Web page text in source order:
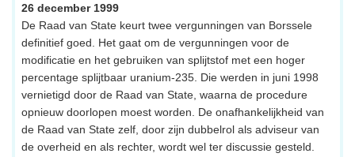
26 december 1999
De Raad van State keurt twee vergunningen van Borssele
definitief goed. Het gaat om de vergunningen voor de
modificatie en het gebruiken van splijtstof met een hoger
percentage splijtbaar uranium-235. Die werden in juni 1998
vernietigd door de Raad van State, waarna de procedure
opnieuw doorlopen moest worden. De onafhankelijkheid van
de Raad van State zelf, door zijn dubbelrol als adviseur van
de overheid en als rechter, wordt wel ter discussie gesteld.